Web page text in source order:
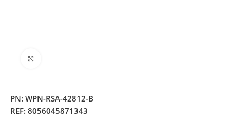
PN:WPN-RSA-42812-B
REF:8056045871343